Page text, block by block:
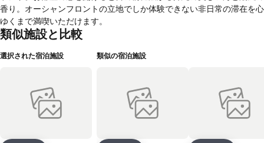
香り。オーシャンフロントの立地でしか体験できない非日常の滞在を心
ゆくまで満喫いただけます。
類似施設と比較
選択された宿泊施設 類似の宿泊施設